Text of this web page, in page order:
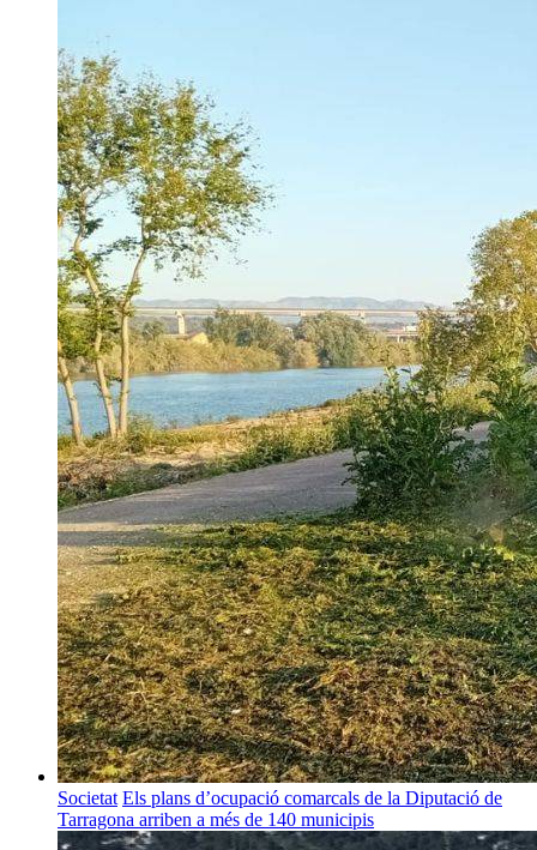
Societat Els plans d’ocupació comarcals de la Diputació de
Tarragona arriben a més de 140 municipis